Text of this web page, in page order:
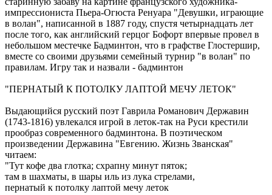
импрессиониста Пьера-Огюста Ренуара "Девушки, играющие
в волан", написанной в 1887 году, спустя четырнадцать лет
после того, как английский герцог Бофорт впервые провел в
небольшом местечке Бадминтон, что в графстве Глостершир,
вместе со своими друзьями семейный турнир "в волан" по
правилам. Игру так и назвали - бадминтон
"ПЕРНАТЫЙ К ПОТОЛКУ ЛАПТОЙ МЕЧУ ЛЕТОК"
Выдающийся русский поэт Гаврила Романович Державин
(1743-1816) увлекался игрой в леток-так на Руси крестили
прообраз современного бадминтона. В поэтическом
произведении Державина "Евгению. Жизнь Званская"
читаем:
"Тут кофе два глотка; схрапну минут пяток;
там в шахматы, в шары иль из лука стрелами,
пернатый к потолку лаптой мечу леток